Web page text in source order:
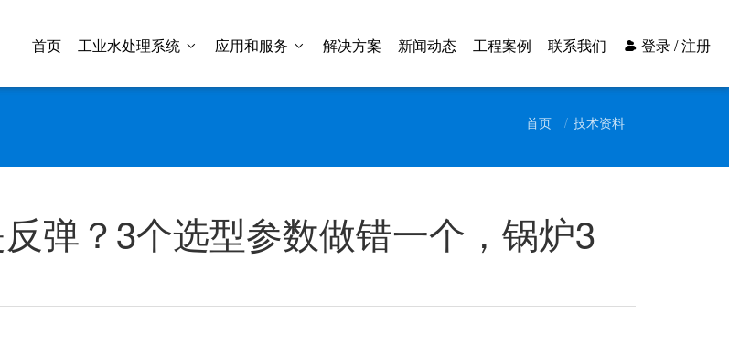
首页 工业水处理系统 应用和服务 解决方案 新闻动态 工程案例 联系我们 登录 / 注册
首页 技术资料
弹？3个选型参数做错一个，锅炉3